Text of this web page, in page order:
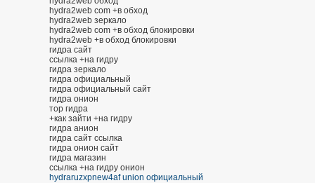
hydra2web com +в обход
hydra2web зеркало
hydra2web com +в обход блокировки
hydra2web +в обход блокировки
гидра сайт
ссылка +на гидру
гидра зеркало
гидра официальный
гидра официальный сайт
гидра онион
тор гидра
+как зайти +на гидру
гидра анион
гидра сайт ссылка
гидра онион сайт
гидра магазин
ссылка +на гидру онион
hydraruzxpnew4af union официальный